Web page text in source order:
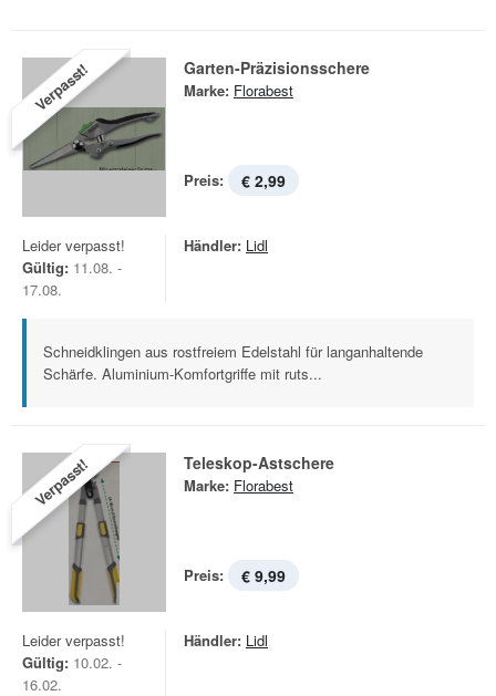
Verpasst! Garten-Präzisionsschere
Marke: Florabest
Preis: € 2,99
Leider verpasst!
Gültig: 11.08. -
17.08.
Händler: Lidl
Schneidklingen aus rostfreiem Edelstahl für langanhaltende
Schärfe. Aluminium-Komfortgriffe mit ruts...
Verpasst! Teleskop-Astschere
Marke: Florabest
Preis: € 9,99
Leider verpasst!
Gültig: 10.02. -
16.02.
Händler: Lidl